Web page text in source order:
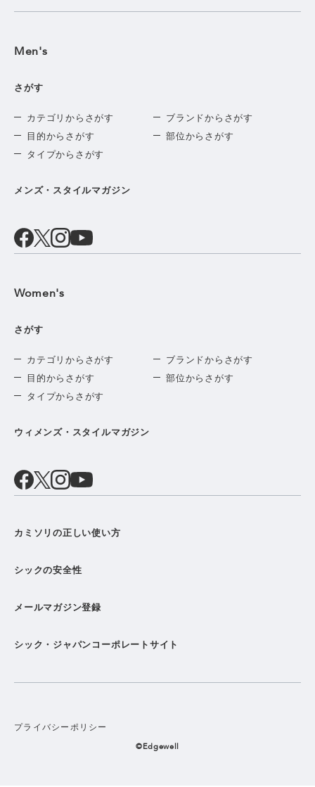
Men's
さがす
カテゴリからさがす
ブランドからさがす
目的からさがす
部位からさがす
タイプからさがす
メンズ・スタイルマガジン
Women's
さがす
カテゴリからさがす
ブランドからさがす
目的からさがす
部位からさがす
タイプからさがす
ウィメンズ・スタイルマガジン
カミソリの正しい使い方
シックの安全性
メールマガジン登録
シック・ジャパンコーポレートサイト
プライバシーポリシー
©Edgewell